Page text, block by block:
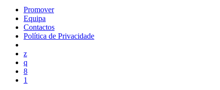
Promover
Equipa
Contactos
Política de Privacidade